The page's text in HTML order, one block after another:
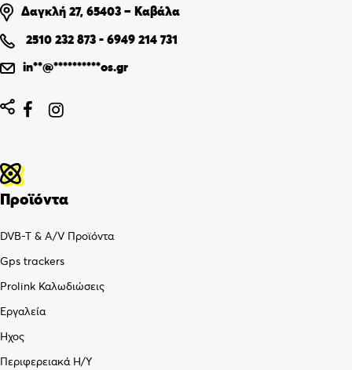
Δαγκλή 27, 65403 – Καβάλα
2510 232 873 - 6949 214 731
in**@**********os.gr
 
Προϊόντα
DVB-T & A/V Προϊόντα
Gps trackers
Prolink Καλωδιώσεις
Εργαλεία
Ήχος
Περιφερειακά Η/Υ